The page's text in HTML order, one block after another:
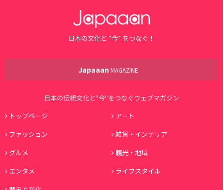
日本の文化と ”今” をつなぐ！
Japaaan MAGAZINE
日本の伝統文化と"今"をつなぐウェブマガジン
トップページ
アート
ファッション
雑貨・インテリア
グルメ
観光・地域
エンタメ
ライフスタイル